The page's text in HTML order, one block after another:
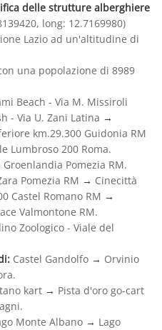
delle strutture alberghiere
long: 12.7169980)
Lazio ad un'altitudine di
una popolazione di 8989
Beach - Via M. Missiroli
- Via U. Zani Latina →
km.29.300 Guidonia RM
Lumbroso 200 Roma.
Groenlandia Pomezia RM.
Pomezia RM → Cinecittà
Castel Romano RM →
Valmontone RM.
Zoologico - Viale del
Castel Gandolfo → Orvinio
kart → Pista d'oro go-cart
Monte Albano → Lago